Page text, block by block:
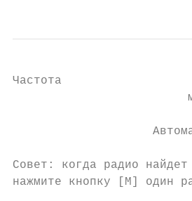
Частота
Совет: когда радио
нажмите кнопку [M] один